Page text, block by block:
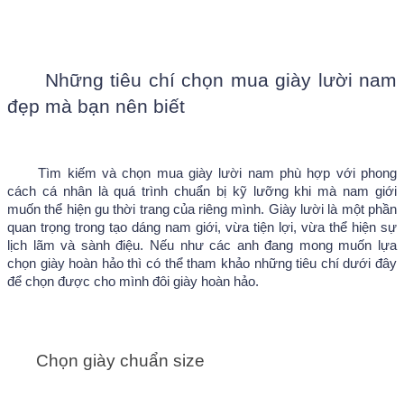
Những tiêu chí chọn mua giày lười nam
đẹp mà bạn nên biết
Tìm kiếm và chọn mua giày lười nam phù hợp với phong
cách cá nhân là quá trình chuẩn bị kỹ lưỡng khi mà nam giới
muốn thể hiện gu thời trang của riêng mình. Giày lười là một phần
quan trọng trong tạo dáng nam giới, vừa tiện lợi, vừa thể hiện sự
lịch lãm và sành điệu. Nếu như các anh đang mong muốn lựa
chọn giày hoàn hảo thì có thể tham khảo những tiêu chí dưới đây
để chọn được cho mình đôi giày hoàn hảo.
Chọn giày chuẩn size